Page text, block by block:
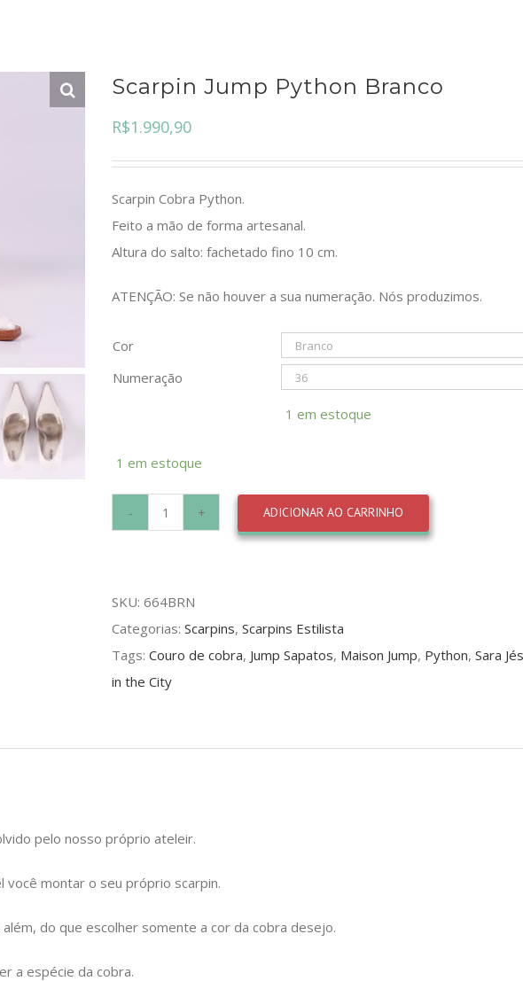
Scarpin Jump Python Branco
R$1.990,90
Scarpin Cobra Python.
Feito a mão de forma artesanal.
Altura do salto: fachetado fino 10 cm.
ATENÇÃO: Se não houver a sua numeração. Nós produzimos.
Cor
Numeração
1 em estoque
1 em estoque
Branco
quantidade
ADICIONAR AO CARRINHO
SKU: 664BRN
Categorias: Scarpins, Scarpins Estilista
Tags: Couro de cobra, Jump Sapatos, Maison Jump, Python, Sara
in the City
pelo nosso próprio ateleir.
você montar o seu próprio scarpin.
do que escolher somente a cor da cobra desejo.
a espécie da cobra.